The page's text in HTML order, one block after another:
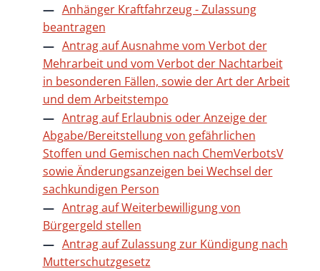
Anhänger Kraftfahrzeug - Zulassung
beantragen
Antrag auf Ausnahme vom Verbot der
Mehrarbeit und vom Verbot der Nachtarbeit
in besonderen Fällen, sowie der Art der Arbeit
und dem Arbeitstempo
Antrag auf Erlaubnis oder Anzeige der
Abgabe/Bereitstellung von gefährlichen
Stoffen und Gemischen nach ChemVerbotsV
sowie Änderungsanzeigen bei Wechsel der
sachkundigen Person
Antrag auf Weiterbewilligung von
Bürgergeld stellen
Antrag auf Zulassung zur Kündigung nach
Mutterschutzgesetz